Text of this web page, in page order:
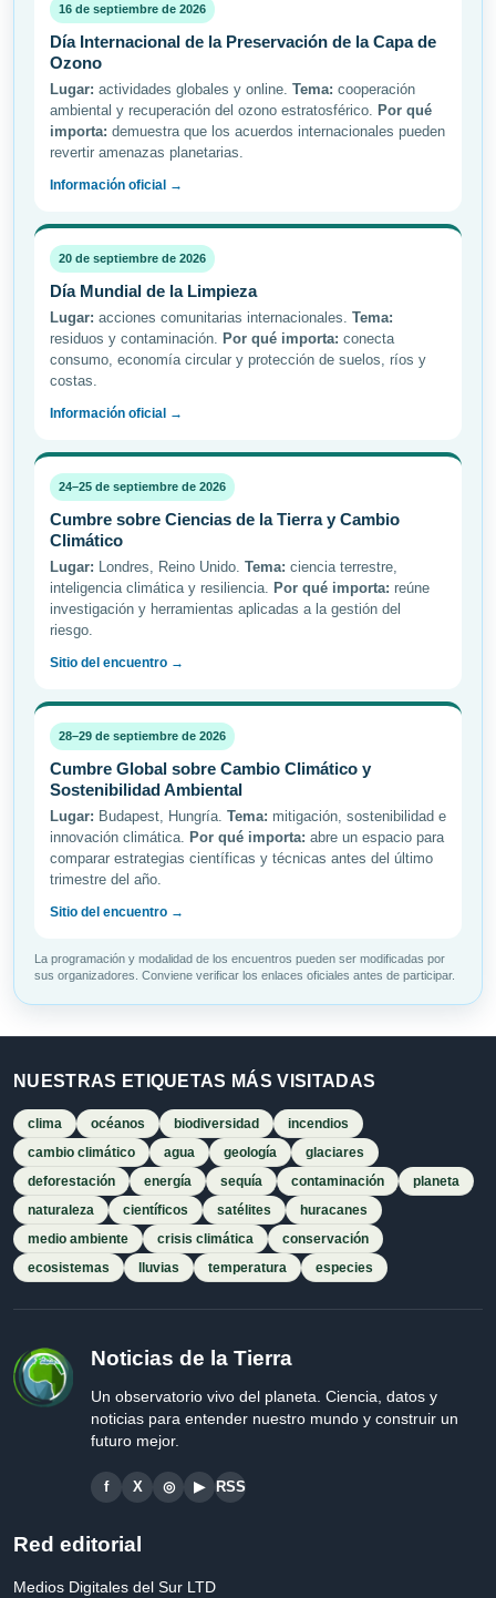
16 de septiembre de 2026
Día Internacional de la Preservación de la Capa de
Ozono
Lugar: actividades globales y online. Tema: cooperación
ambiental y recuperación del ozono estratosférico. Por qué
importa: demuestra que los acuerdos internacionales pueden
revertir amenazas planetarias.
Información oficial →
20 de septiembre de 2026
Día Mundial de la Limpieza
Lugar: acciones comunitarias internacionales. Tema:
residuos y contaminación. Por qué importa: conecta
consumo, economía circular y protección de suelos, ríos y
costas.
Información oficial →
24–25 de septiembre de 2026
Cumbre sobre Ciencias de la Tierra y Cambio
Climático
Lugar: Londres, Reino Unido. Tema: ciencia terrestre,
inteligencia climática y resiliencia. Por qué importa: reúne
investigación y herramientas aplicadas a la gestión del
riesgo.
Sitio del encuentro →
28–29 de septiembre de 2026
Cumbre Global sobre Cambio Climático y
Sostenibilidad Ambiental
Lugar: Budapest, Hungría. Tema: mitigación, sostenibilidad e
innovación climática. Por qué importa: abre un espacio para
comparar estrategias científicas y técnicas antes del último
trimestre del año.
Sitio del encuentro →
La programación y modalidad de los encuentros pueden ser modificadas por
sus organizadores. Conviene verificar los enlaces oficiales antes de participar.
NUESTRAS ETIQUETAS MÁS VISITADAS
clima océanos biodiversidad
incendios
cambio climático
agua geología
glaciares
deforestación
energía sequía contaminación
planeta
naturaleza
científicos satélites
huracanes
medio ambiente
crisis climática
conservación
ecosistemas
lluvias temperatura especies
Noticias de la Tierra
Un observatorio vivo del planeta. Ciencia, datos y
noticias para entender nuestro mundo y construir un
futuro mejor.
f X ◎ ▶ RSS
Red editorial
Medios Digitales del Sur LTD